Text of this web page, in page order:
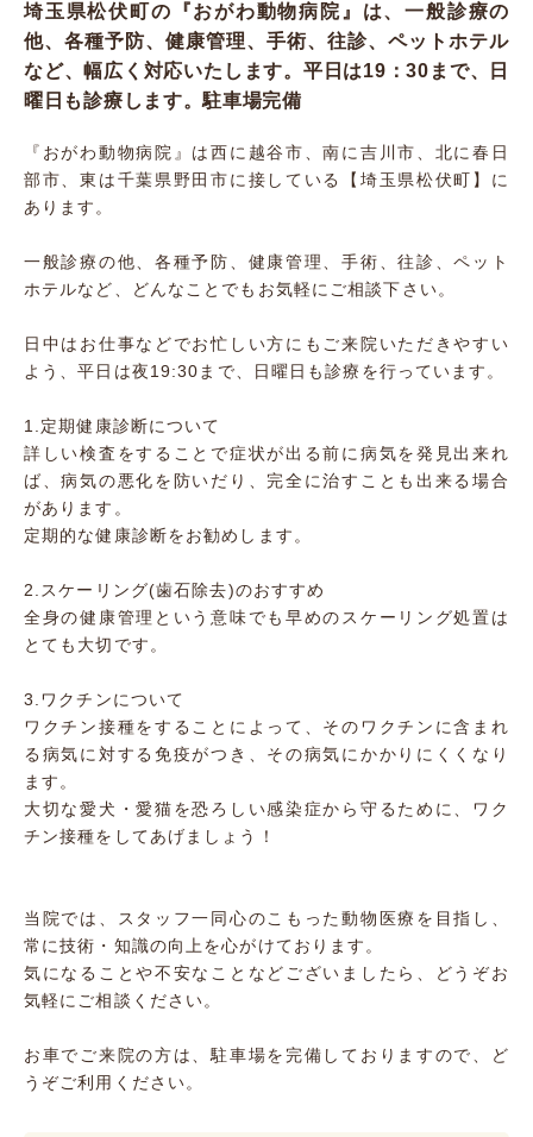
埼玉県松伏町の『おがわ動物病院』は、一般診療の
他、各種予防、健康管理、手術、往診、ペットホテル
など、幅広く対応いたします。平日は19：30まで、日
曜日も診療します。駐車場完備
『おがわ動物病院』は西に越谷市、南に吉川市、北に春日
部市、東は千葉県野田市に接している【埼玉県松伏町】に
あります。
一般診療の他、各種予防、健康管理、手術、往診、ペット
ホテルなど、どんなことでもお気軽にご相談下さい。
日中はお仕事などでお忙しい方にもご来院いただきやすい
よう、平日は夜19:30まで、日曜日も診療を行っています。
1.定期健康診断について
詳しい検査をすることで症状が出る前に病気を発見出来れ
ば、病気の悪化を防いだり、完全に治すことも出来る場合
があります。
定期的な健康診断をお勧めします。
2.スケーリング(歯石除去)のおすすめ
全身の健康管理という意味でも早めのスケーリング処置は
とても大切です。
3.ワクチンについて
ワクチン接種をすることによって、そのワクチンに含まれ
る病気に対する免疫がつき、その病気にかかりにくくなり
ます。
大切な愛犬・愛猫を恐ろしい感染症から守るために、ワク
チン接種をしてあげましょう！
当院では、スタッフ一同心のこもった動物医療を目指し、
常に技術・知識の向上を心がけております。
気になることや不安なことなどございましたら、どうぞお
気軽にご相談ください。
お車でご来院の方は、駐車場を完備しておりますので、ど
うぞご利用ください。